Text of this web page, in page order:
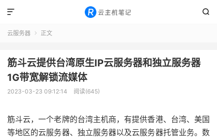


云服务器  正文
筋斗云提供台湾原生IP云服务器和独立服务器
1G带宽解锁流媒体
2023-03-23 09:12:14 阅读(645)
筋斗云，一个老牌的台湾主机商，有提供香港、台湾、美国
等地区的云服务器、独立服务器以及云服务器托管业务。数